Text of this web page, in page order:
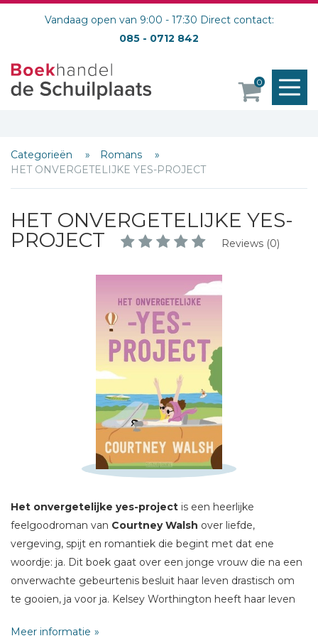
Vandaag open van 9:00 - 17:30 Direct contact:
085 - 0712 842
0
Categorieën
Romans
HET ONVERGETELIJKE YES-PROJECT
HET ONVERGETELIJKE YES-
PROJECT
Reviews (0)
Het onvergetelijke yes-project is een heerlijke
feelgoodroman van Courtney Walsh over liefde,
vergeving, spijt en romantiek die begint met dat ene
woordje: ja. Dit boek gaat over een jonge vrouw die na een
onverwachte gebeurtenis besluit haar leven drastisch om
te gooien, ja voor ja. Kelsey Worthington heeft haar leven
Meer informatie
Schrijf hieronder je review!
E-mail *
Titel *
Bericht *